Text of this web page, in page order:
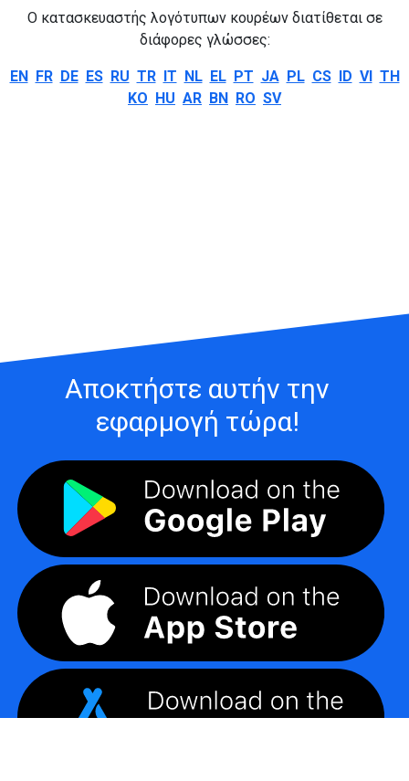
Ο κατασκευαστής λογότυπων κουρέων διατίθεται σε
διάφορες γλώσσες:
EN FR DE ES RU TR IT NL EL PT JA PL CS ID VI TH
KO HU AR BN RO SV
Αποκτήστε αυτήν την
εφαρμογή τώρα!